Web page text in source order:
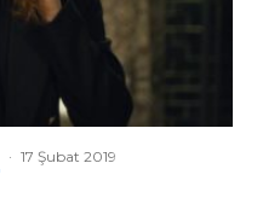
· 17 Şubat 2019